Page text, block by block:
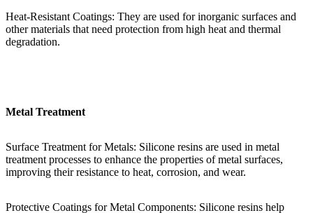
Heat-Resistant Coatings: They are used for inorganic surfaces and
other materials that need protection from high heat and thermal
degradation.
Metal Treatment
Surface Treatment for Metals: Silicone resins are used in metal
treatment processes to enhance the properties of metal surfaces,
improving their resistance to heat, corrosion, and wear.
Protective Coatings for Metal Components: Silicone resins help